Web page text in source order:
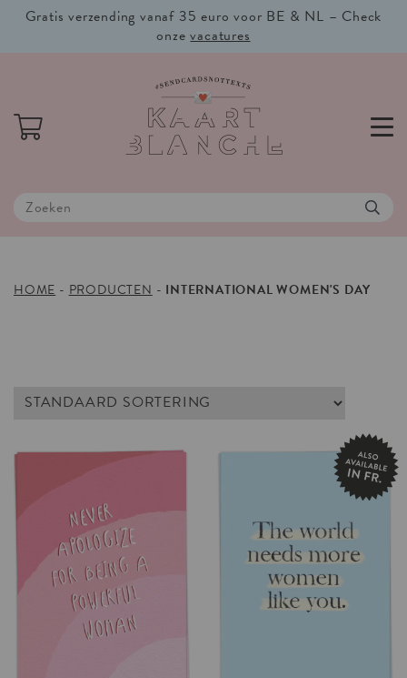
Gratis verzending vanaf 35 euro voor BE & NL – Check
onzevacatures
HOME - PRODUCTEN - INTERNATIONAL WOMEN'S DAY